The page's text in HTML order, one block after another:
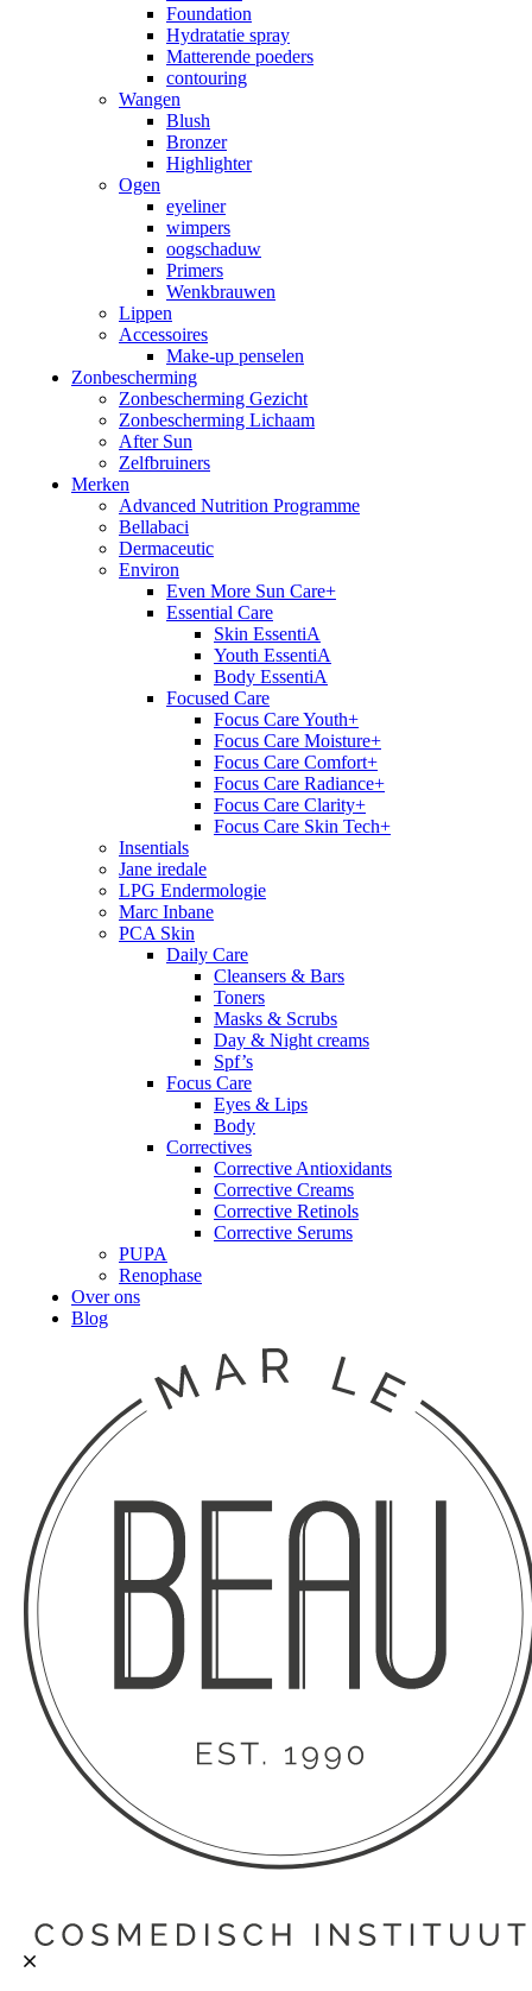
Foundation
Hydratatie spray
Matterende poeders
contouring
Wangen
Blush
Bronzer
Highlighter
Ogen
eyeliner
wimpers
oogschaduw
Primers
Wenkbrauwen
Lippen
Accessoires
Make-up penselen
Zonbescherming
Zonbescherming Gezicht
Zonbescherming Lichaam
After Sun
Zelfbruiners
Merken
Advanced Nutrition Programme
Bellabaci
Dermaceutic
Environ
Even More Sun Care+
Essential Care
Skin EssentiA
Youth EssentiA
Body EssentiA
Focused Care
Focus Care Youth+
Focus Care Moisture+
Focus Care Comfort+
Focus Care Radiance+
Focus Care Clarity+
Focus Care Skin Tech+
Insentials
Jane iredale
LPG Endermologie
Marc Inbane
PCA Skin
Daily Care
Cleansers & Bars
Toners
Masks & Scrubs
Day & Night creams
Spf’s
Focus Care
Eyes & Lips
Body
Correctives
Corrective Antioxidants
Corrective Creams
Corrective Retinols
Corrective Serums
PUPA
Renophase
Over ons
Blog